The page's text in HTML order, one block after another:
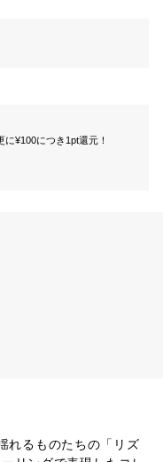
¥100につき1pt還元！
れるものたちの「リズ